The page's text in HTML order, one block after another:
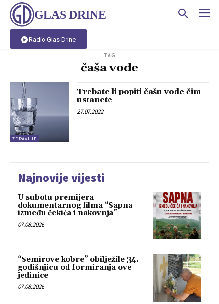
GLAS DRINE
Radio Glas Drine
TAG
čaša vode
ZDRAVLJE
Trebate li popiti čašu vode čim
ustanete
27.07.2022
Najnovije vijesti
U subotu premijera
dokumentarnog filma “Sapna
između čekića i nakovnja”
07.08.2026
“Semirove kobre” obilježile 34.
godišnjicu od formiranja ove
jedinice
07.08.2026